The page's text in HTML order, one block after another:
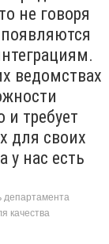
не говоря
ведомствах
и требует
для своих
у нас есть
департамента
качества